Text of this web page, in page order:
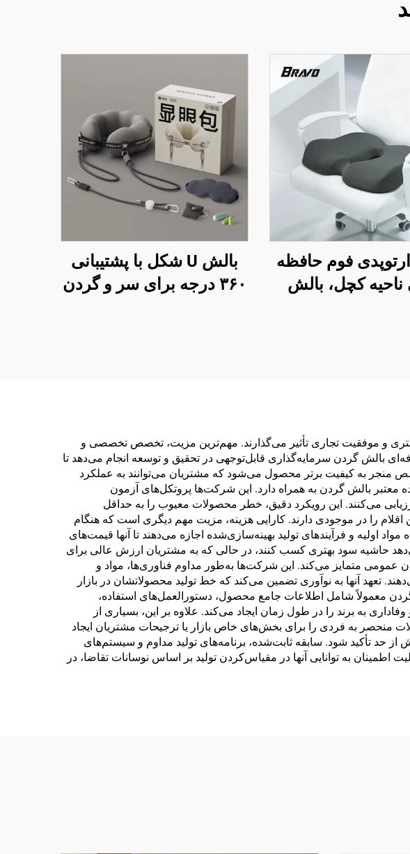
فوم حافظه
ناحیه کچل، بالش
بالش U شکل با پشتیبانی
۳۶۰ درجه برای سر و گردن
و موفقیت تجاری تأثیر می‌گذارند. مهم‌ترین مزیت، تخصص تخصصی و
بالش گردن سرمایه‌گذاری قابل‌توجهی در تحقیق و توسعه انجام می‌دهد تا
منجر به کیفیت برتر محصول می‌شود که مشتریان می‌توانند به عملکرد
معتبر بالش گردن به همراه دارد. این شرکت‌ها پروتکل‌های آزمون
می‌کنند. این رویکرد دقیق، خطر محصولات معیوب را به حداقل
را در موجودی دارند. کارایی هزینه، مزیت مهم دیگری است که هنگام
اولیه و فرآیندهای تولید بهینه‌سازی‌شده اجازه می‌دهند تا آنها قیمت‌های
حاشیه سود بهتری کسب کنند، در حالی که به مشتریان ارزش عالی برای
عمومی متمایز می‌کند. این شرکت‌ها به‌طور مداوم فناوری‌ها، مواد و
تعهد آنها به نوآوری تضمین می‌کند که خط تولید محصولاتشان در بازار
معمولاً شامل اطلاعات جامع محصول، دستورالعمل‌های استفاده،
به برند را در طول زمان ایجاد می‌کند. علاوه بر این، بسیاری از
منحصر به فردی را برای بخش‌های خاص بازار یا ترجیحات مشتریان ایجاد
از حد تأکید شود. سابقه ثابت‌شده، برنامه‌های تولید مداوم و سیستم‌های
به توانایی آنها در مقیاس‌کردن تولید بر اساس نوسانات تقاضا، در